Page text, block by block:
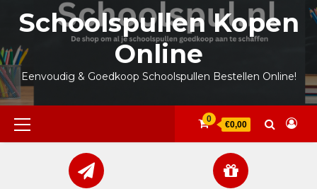
inhoud
Schoolspullen Kopen
Online
Eenvoudig & Goedkoop Schoolspullen Bestellen Online!
Primair
menu
0
€0,00